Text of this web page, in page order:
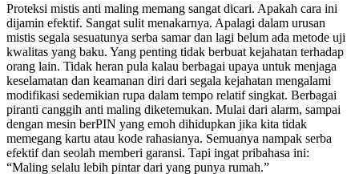
Proteksi mistis anti maling memang sangat dicari. Apakah cara ini
dijamin efektif. Sangat sulit menakarnya. Apalagi dalam urusan
mistis segala sesuatunya serba samar dan lagi belum ada metode uji
kwalitas yang baku. Yang penting tidak berbuat kejahatan terhadap
orang lain. Tidak heran pula kalau berbagai upaya untuk menjaga
keselamatan dan keamanan diri dari segala kejahatan mengalami
modifikasi sedemikian rupa dalam tempo relatif singkat. Berbagai
piranti canggih anti maling diketemukan. Mulai dari alarm, sampai
dengan mesin berPIN yang emoh dihidupkan jika kita tidak
memegang kartu atau kode rahasianya. Semuanya nampak serba
efektif dan seolah memberi garansi. Tapi ingat pribahasa ini:
“Maling selalu lebih pintar dari yang punya rumah.”